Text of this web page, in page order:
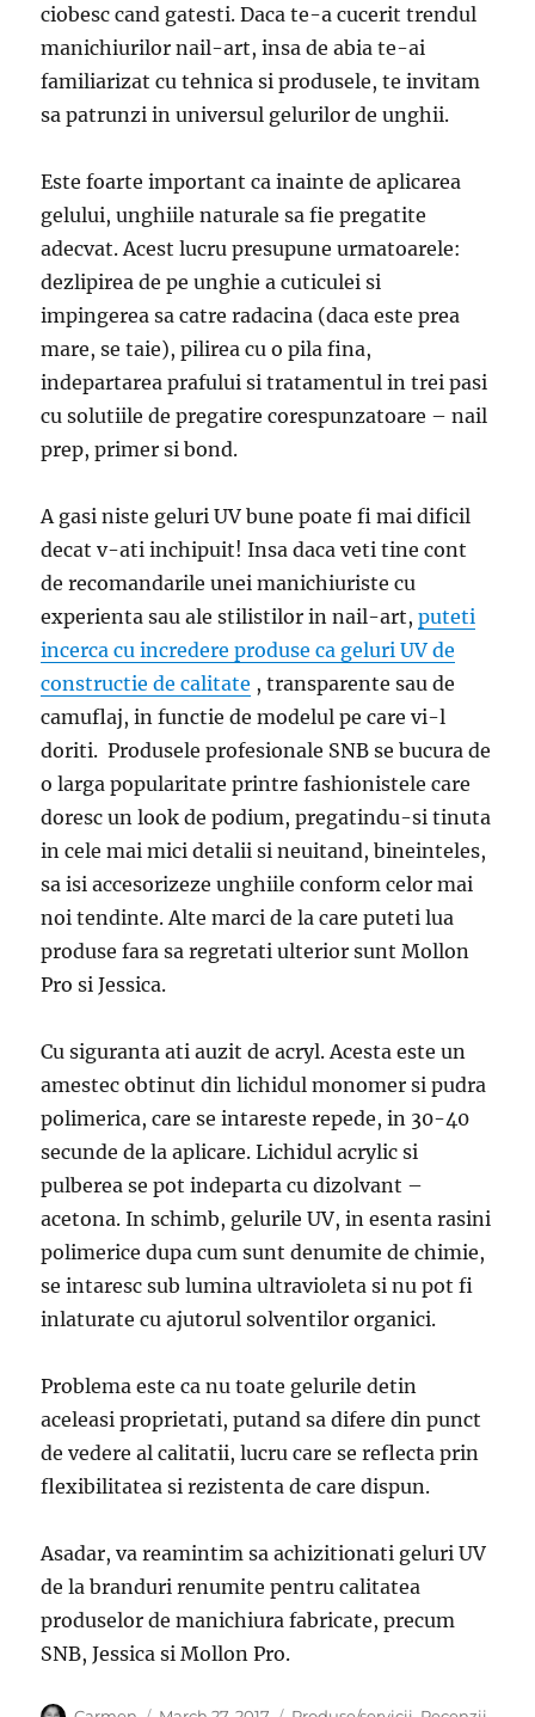
ciobesc cand gatesti. Daca te-a cucerit trendul
manichiurilor nail-art, insa de abia te-ai
familiarizat cu tehnica si produsele, te invitam
sa patrunzi in universul gelurilor de unghii.
Este foarte important ca inainte de aplicarea
gelului, unghiile naturale sa fie pregatite
adecvat. Acest lucru presupune urmatoarele:
dezlipirea de pe unghie a cuticulei si
impingerea sa catre radacina (daca este prea
mare, se taie), pilirea cu o pila fina,
indepartarea prafului si tratamentul in trei pasi
cu solutiile de pregatire corespunzatoare – nail
prep, primer si bond.
A gasi niste geluri UV bune poate fi mai dificil
decat v-ati inchipuit! Insa daca veti tine cont
de recomandarile unei manichiuriste cu
experienta sau ale stilistilor in nail-art,puteti
incerca cu incredere produse ca geluri UV de
constructie de calitate , transparente sau de
camuflaj, in functie de modelul pe care vi-l
doriti. Produsele profesionale SNB se bucura de
o larga popularitate printre fashionistele care
doresc un look de podium, pregatindu-si tinuta
in cele mai mici detalii si neuitand, bineinteles,
sa isi accesorizeze unghiile conform celor mai
noi tendinte. Alte marci de la care puteti lua
produse fara sa regretati ulterior sunt Mollon
Pro si Jessica.
Cu siguranta ati auzit de acryl. Acesta este un
amestec obtinut din lichidul monomer si pudra
polimerica, care se intareste repede, in 30-40
secunde de la aplicare. Lichidul acrylic si
pulberea se pot indeparta cu dizolvant –
acetona. In schimb, gelurile UV, in esenta rasini
polimerice dupa cum sunt denumite de chimie,
se intaresc sub lumina ultravioleta si nu pot fi
inlaturate cu ajutorul solventilor organici.
Problema este ca nu toate gelurile detin
aceleasi proprietati, putand sa difere din punct
de vedere al calitatii, lucru care se reflecta prin
flexibilitatea si rezistenta de care dispun.
Asadar, va reamintim sa achizitionati geluri UV
de la branduri renumite pentru calitatea
produselor de manichiura fabricate, precum
SNB, Jessica si Mollon Pro.